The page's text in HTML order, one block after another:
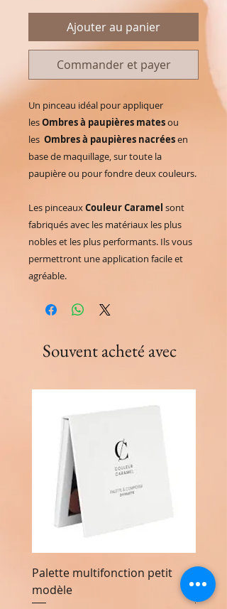
Ajouter au panier
Commander et payer
Un pinceau idéal pour appliquer
lesOmbres à paupières matesou
les Ombres à paupières nacréesen
base de maquillage, sur toute la
paupière ou pour fondre deux couleurs.
Les pinceauxCouleur Caramel sont
fabriqués avec les matériaux les plus
nobles et les plus performants. Ils vous
permettront une application facile et
agréable.
Souvent acheté avec
Palette multifonction petit
modèle
modèle